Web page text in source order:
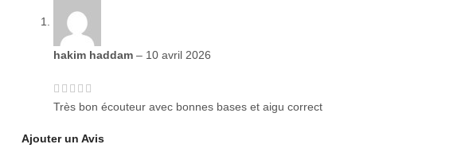
hakim haddam – 10 avril 2026
Très bon écouteur avec bonnes bases et aigu correct
Ajouter un Avis